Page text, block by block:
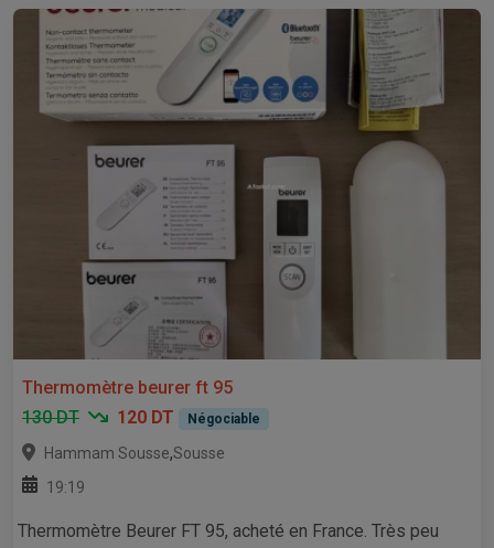
Thermomètre beurer ft 95
130 DT
120 DT Négociable
Hammam Sousse,Sousse
19:19
Thermomètre Beurer FT 95, acheté en France. Très peu